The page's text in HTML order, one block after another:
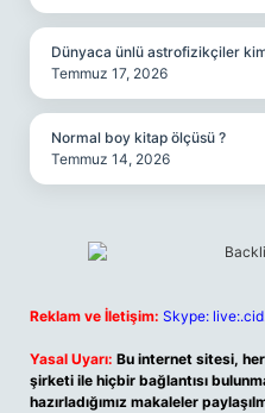
Dünyaca ünlü astrofizikçiler
Temmuz 17, 2026
Normal boy kitap ölçüsü ?
Temmuz 14, 2026
Reklam ve İletişim: Skype:
Yasal Uyarı: Bu internet sitesi,
şirketi ile hiçbir bağlantısı
hazırladığımız makaleler